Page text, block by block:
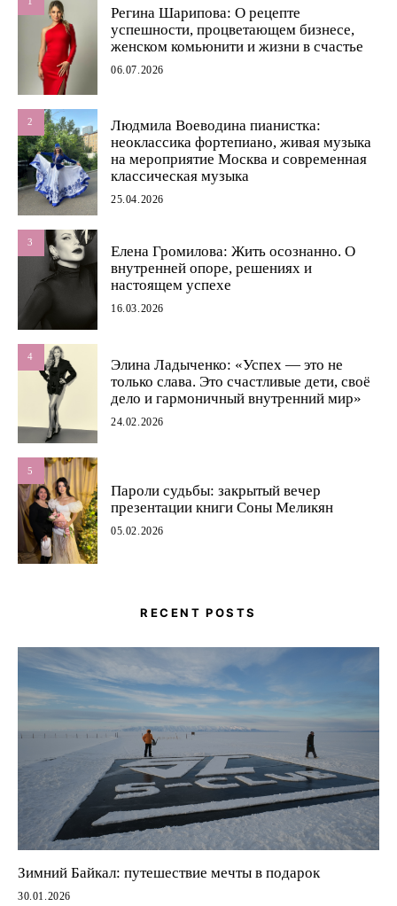
Регина Шарипова: О рецепте
успешности, процветающем бизнесе,
женском комьюнити и жизни в счастье
06.07.2026
2
Людмила Воеводина пианистка:
неоклассика фортепиано, живая музыка
на мероприятие Москва и современная
классическая музыка
25.04.2026
3
Елена Громилова: Жить осознанно. О
внутренней опоре, решениях и
настоящем успехе
16.03.2026
4
Элина Ладыченко: «Успех — это не
только слава. Это счастливые дети, своё
дело и гармоничный внутренний мир»
24.02.2026
5
Пароли судьбы: закрытый вечер
презентации книги Соны Меликян
05.02.2026
RECENT POSTS
Зимний Байкал: путешествие мечты в подарок
30.01.2026